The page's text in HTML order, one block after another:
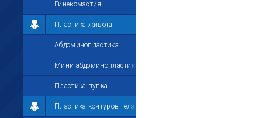
Гинекомастия
Пластика живота
Абдоминопластика
Мини-абдоминопластика
Пластика пупка
Пластика контуров тела